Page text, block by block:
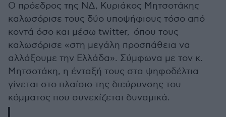
Ο πρόεδρος της ΝΔ, Κυριάκος Μητσοτάκης
καλωσόρισε τους δύο υποψήφιους τόσο από
κοντά όσο και μέσω twitter, όπου τους
καλωσόρισε «στη μεγάλη προσπάθεια να
αλλάξουμε την Ελλάδα». Σύμφωνα με τον κ.
Μητσοτάκη, η ένταξή τους στα ψηφοδέλτια
γίνεται στο πλαίσιο της διεύρυνσης του
κόμματος που συνεχίζεται δυναμικά.